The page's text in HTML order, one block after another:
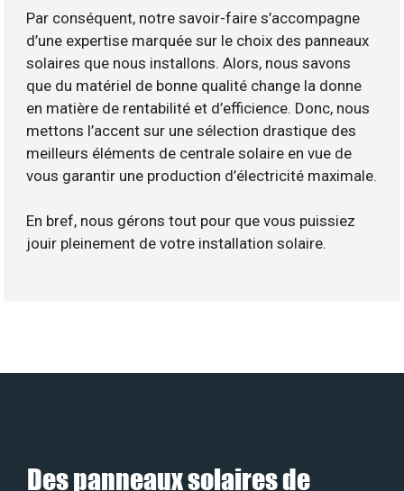
Par conséquent, notre savoir-faire s’accompagne
d’une expertise marquée sur le choix des panneaux
solaires que nous installons. Alors, nous savons
que du matériel de bonne qualité change la donne
en matière de rentabilité et d’efficience. Donc, nous
mettons l’accent sur une sélection drastique des
meilleurs éléments de centrale solaire en vue de
vous garantir une production d’électricité maximale.
En bref, nous gérons tout pour que vous puissiez
jouir pleinement de votre installation solaire.
Des panneaux solaires de